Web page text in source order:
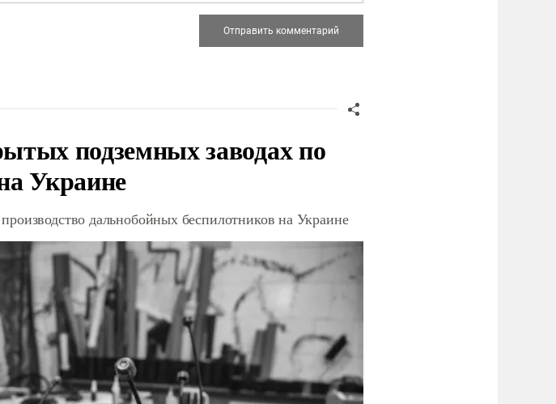
подземных заводах по
Украине
дальнобойных беспилотников на Украине